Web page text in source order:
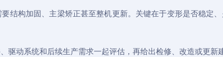
结构加固、主梁矫正甚至整机更新。关键在于变形是否稳定
驱动系统和后续生产需求一起评估，再给出检修、改造或更新